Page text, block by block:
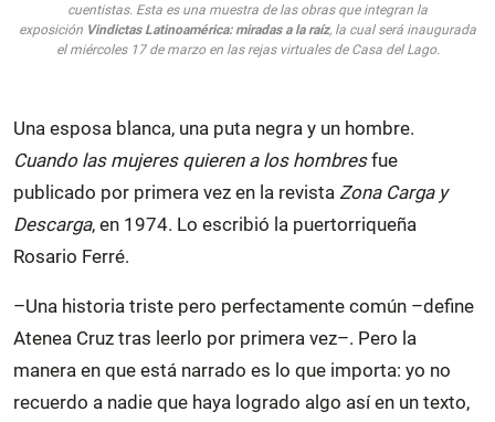
cuentistas. Esta es una muestra de las obras que integran la
exposición Vindictas Latinoamérica: miradas a la raíz, la cual será inaugurada
el miércoles 17 de marzo en las rejas virtuales de Casa del Lago.
Una esposa blanca, una puta negra y un hombre.
Cuando las mujeres quieren a los hombresfue
publicado por primera vez en la revista Zona Carga y
Descarga, en 1974. Lo escribió la puertorriqueña
Rosario Ferré.
–Una historia triste pero perfectamente común –define
Atenea Cruz tras leerlo por primera vez–. Pero la
manera en que está narrado es lo que importa: yo no
recuerdo a nadie que haya logrado algo así en un texto,